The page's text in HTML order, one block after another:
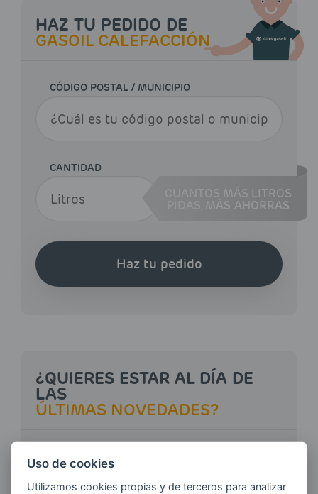
HAZ TU PEDIDO DE
GASOIL CALEFACCIÓN
CÓDIGO POSTAL / MUNICIPIO
CANTIDAD
CUANTOS MÁS LITROS
MÁS AHORRAS
Haz tu pedido
¿QUIERES ESTAR AL DÍA DE
LAS
ÚLTIMAS NOVEDADES?
E-MAIL
Uso de cookies
Utilizamos cookies propias y de terceros para analizar